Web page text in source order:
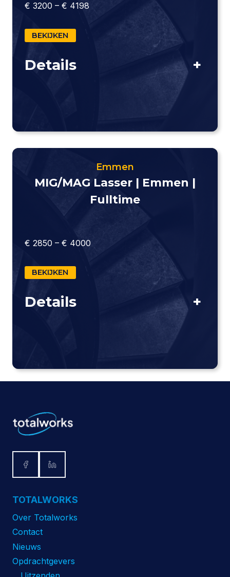
€ 3200 – € 4198
BEKIJKEN
Details +
Emmen
MIG/MAG Lasser | Emmen |
Fulltime
€ 2850 – € 4000
BEKIJKEN
Details +
TOTALWORKS
Over Totalworks
Contact
Nieuws
Opdrachtgevers